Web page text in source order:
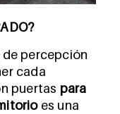
percepción
cada
puertas para
es una